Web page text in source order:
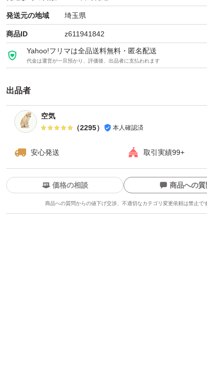
P箱で発送しております！
・段ボールご希望の際は購入後にメッセージでご連絡
・配達日時のご希望がある方も購入後のメッセージで
・日曜日、月曜日は発送をお休みさせて頂く場合がご
が、ご了承下さい。
・ダンボールは破損しやすい為プラスチック箱を推
す。
------------検索用------------
獺祭、十四代、黒龍、而今、鍋島、勝駒、花邑、花陽
発送元の地域 埼玉県
商品ID z611941842
Yahoo!フリマは全品送料無料・匿名配送
代金は運営が一旦預かり、評価後、出品者に支払われます
出品者
空気
（2295） 本人確認済
安心発送 取引実績99+
価格の相談 商品への質
商品への質問からの値下げ交渉、不適切なカテゴリ変更依頼は禁止で